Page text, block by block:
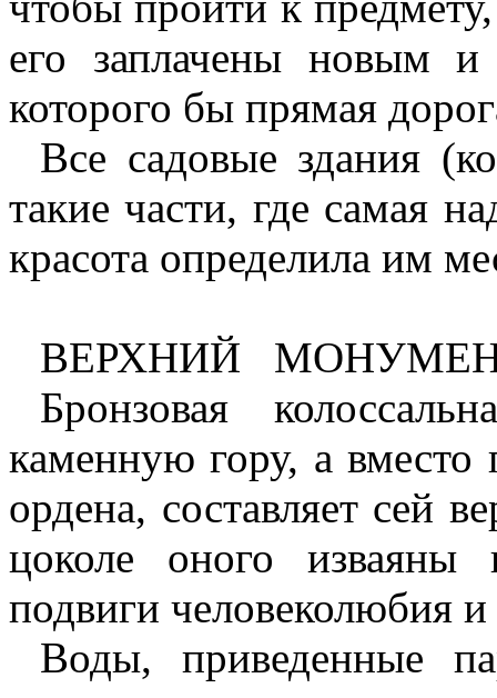
его заплачены новым и
которого бы прямая
Все садовые здания
такие части, где самая
красота определила им
ВЕРХНИЙ
Бронзовая
каменную гору, а вместо
ордена, составляет сей
цоколе оного
подвиги человеколюбия и
Воды, приведенные